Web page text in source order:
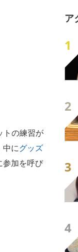
トの練習が
中にグッズ
参加を呼び
ア
1
2
3
4